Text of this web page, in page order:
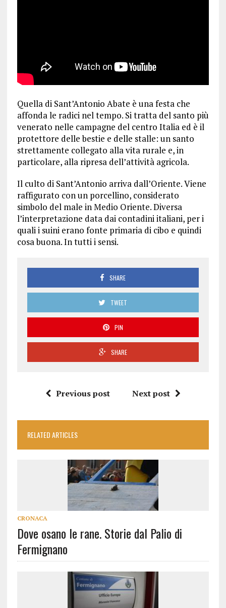
Quella di Sant’Antonio Abate è una festa che
affonda le radici nel tempo. Si tratta del santo più
venerato nelle campagne del centro Italia ed è il
protettore delle bestie e delle stalle: un santo
strettamente collegato alla vita rurale e, in
particolare, alla ripresa dell’attività agricola.
Il culto di Sant’Antonio arriva dall’Oriente. Viene
raffigurato con un porcellino, considerato
simbolo del male in Medio Oriente. Diversa
l’interpretazione data dai contadini italiani, per i
quali i suini erano fonte primaria di cibo e quindi
cosa buona. In tutti i sensi.
SHARE
TWEET
PIN
SHARE
Previous post Next post
RELATED ARTICLES
CRONACA
Dove osano le rane. Storie dal Palio di
Fermignano